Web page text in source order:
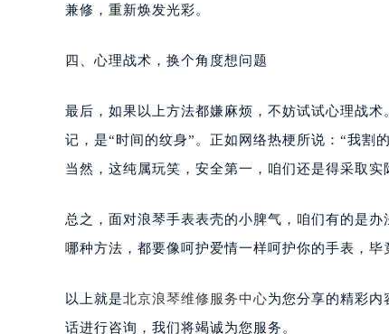
兼修，重新焕发光彩。
四、心理战术，换个角度想问题
最后，如果以上方法都嫌麻烦，不妨试试心理战
记，是“时间的纹身”。正如网络热梗所说：“我割
当然，这纯属玩笑，安全第一，咱们还是得采取实
总之，面对浪琴手表表壳的小脾气，咱们有的是
哪种方法，都要像呵护爱情一样呵护你的手表，
以上就是北京浪琴维修服务中心为您分享的精彩
话进行咨询，我们将竭诚为您服务。